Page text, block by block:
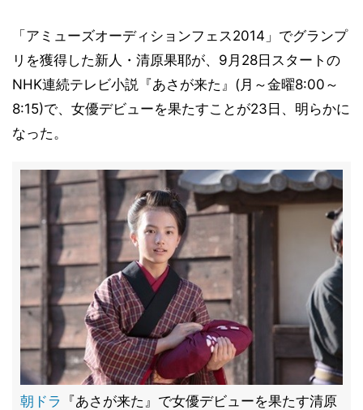
「アミューズオーディションフェス2014」でグランプ
リを獲得した新人・清原果耶が、9月28日スタートの
NHK連続テレビ小説『あさが来た』(月～金曜8:00～
8:15)で、女優デビューを果たすことが23日、明らかに
なった。
朝ドラ
『あさが来た』で女優デビューを果たす清原